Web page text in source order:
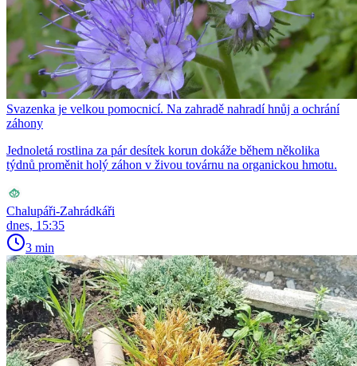
Svazenka je velkou pomocnicí. Na zahradě nahradí hnůj a ochrání
záhony
Jednoletá rostlina za pár desítek korun dokáže během několika
týdnů proměnit holý záhon v živou továrnu na organickou hmotu.
Chalupáři-Zahrádkáři
dnes, 15:35
3 min